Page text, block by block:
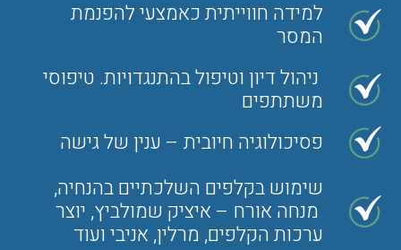
למידה חווייתית כאמצעי להפנמת
המסר
ניהול דיון וטיפול בהתנגדויות. טיפוסי
משתתפים
פסיכולוגיה חיובית – ענין של גישה
שימוש בקלפים השלכתיים בהנחיה,
מנחה אורח – איציק שמולביץ, יוצר
ערכות הקלפים, מרלין, אניבי ועוד